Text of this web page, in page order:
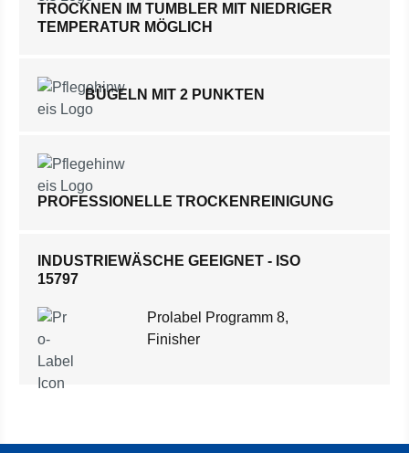
TROCKNEN IM TUMBLER MIT NIEDRIGER
TEMPERATUR MÖGLICH
BÜGELN MIT 2 PUNKTEN
PROFESSIONELLE TROCKENREINIGUNG
INDUSTRIEWÄSCHE GEEIGNET - ISO
15797
Prolabel Programm 8,
Finisher